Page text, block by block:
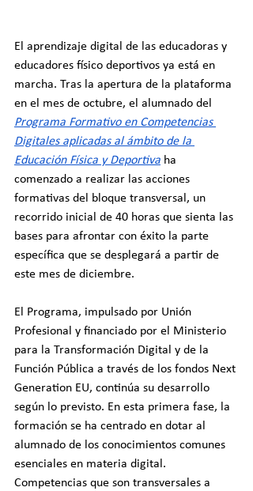
El aprendizaje digital de las educadoras y
educadores físico deportivos ya está en
marcha. Tras la apertura de la plataforma
en el mes de octubre, el alumnado del
Programa Formativo en Competencias
Digitales aplicadas al ámbito de la
Educación Física y Deportiva ha
comenzado a realizar las acciones
formativas del bloque transversal, un
recorrido inicial de 40 horas que sienta las
bases para afrontar con éxito la parte
específica que se desplegará a partir de
este mes de diciembre.
El Programa, impulsado por Unión
Profesional y financiado por el Ministerio
para la Transformación Digital y de la
Función Pública a través de los fondos Next
Generation EU, continúa su desarrollo
según lo previsto. En esta primera fase, la
formación se ha centrado en dotar al
alumnado de los conocimientos comunes
esenciales en materia digital.
Competencias que son transversales a